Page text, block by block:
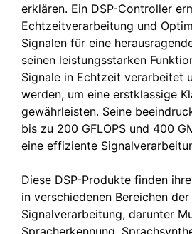
erklären. Ein DSP-Controller
Echtzeitverarbeitung und
Signalen für eine
seinen leistungsstarken
Signale in Echtzeit verarbeitet
werden, um eine erstklassige
gewährleisten. Seine
bis zu 200 GFLOPS und 400
eine effiziente
Diese DSP-Produkte finden
in verschiedenen Bereichen
Signalverarbeitung, darunter
Spracherkennung,